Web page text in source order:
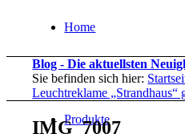
Home
Produkte
Blog - Die aktuellsten
Sie befinden sich hier:
Leuchtreklame „Strandhaus“
IMG_7007